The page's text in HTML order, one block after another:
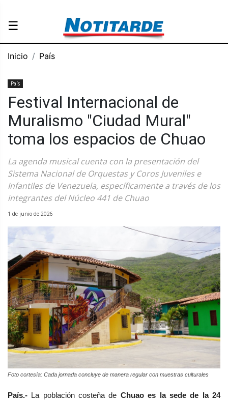
☰
Inicio País
País
Festival Internacional de
Muralismo "Ciudad Mural"
toma los espacios de Chuao
La agenda musical cuenta con la presentación del
Sistema Nacional de Orquestas y Coros Juveniles e
Infantiles de Venezuela, específicamente a través de los
integrantes del Núcleo 441 de Chuao
1 de junio de 2026
Foto cortesía: Cada jornada concluye de manera regular con muestras culturales
País.- La población costeña de Chuao es la sede de la 24